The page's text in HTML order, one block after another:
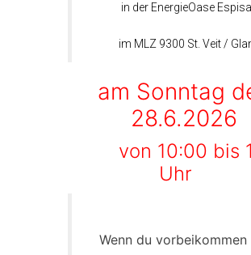
in der EnergieOase Espisa
im MLZ 9300 St. Veit /
am Sonntag
28.6.2026
von 10:00 bis
Uhr
Wenn du vorbeikommen